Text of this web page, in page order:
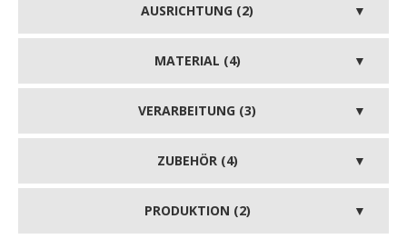
AUSRICHTUNG (2)
MATERIAL (4)
VERARBEITUNG (3)
ZUBEHÖR (4)
PRODUKTION (2)